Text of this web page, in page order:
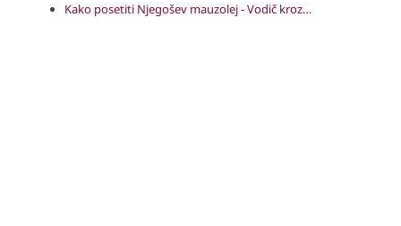
Kako posetiti Njegošev mauzolej - Vodič kroz…